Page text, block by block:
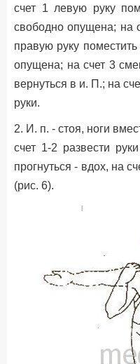
счет 1 левую руку
свободно опущена; на
правую руку
опущена; на счет 3
вернуться в и. П.; на
руки.
2. И. п. - стоя, ноги
счет 1-2 развести
прогнуться - вдох, на
(рис. 6).